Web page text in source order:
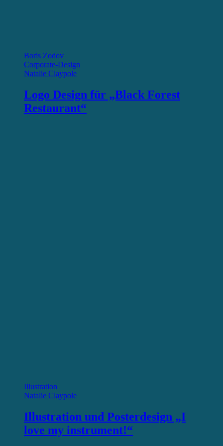
Boris Zodov
Corporate-Design
Natalie Claypole
Logo Design für „Black Forest
Restaurant“
Illustration
Natalie Claypole
Illustration und Posterdesign „I
love my instrument!“